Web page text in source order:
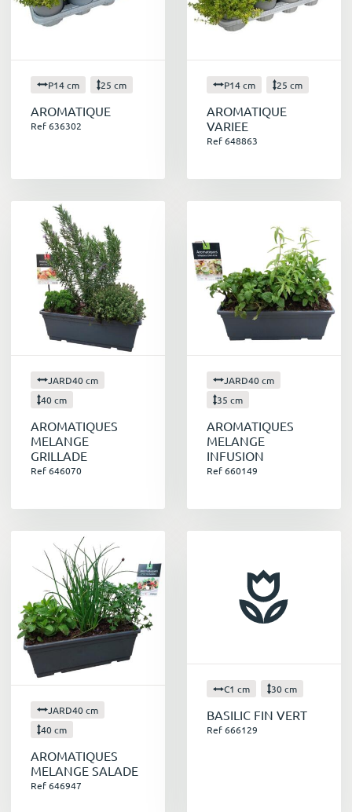
P14 cm 25 cm
AROMATIQUE
Ref 636302
P14 cm 25 cm
AROMATIQUE
VARIEE
Ref 648863
JARD40 cm
40 cm
AROMATIQUES
MELANGE
GRILLADE
Ref 646070
JARD40 cm
35 cm
AROMATIQUES
MELANGE
INFUSION
Ref 660149
JARD40 cm
40 cm
AROMATIQUES
MELANGE SALADE
Ref 646947
C1 cm 30 cm
BASILIC FIN VERT
Ref 666129